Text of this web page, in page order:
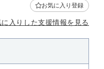
お気に入り登録
に入りした支援情報を見る